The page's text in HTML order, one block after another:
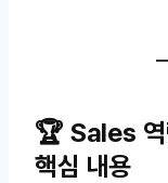
🏆 Sales 역
핵심 내용